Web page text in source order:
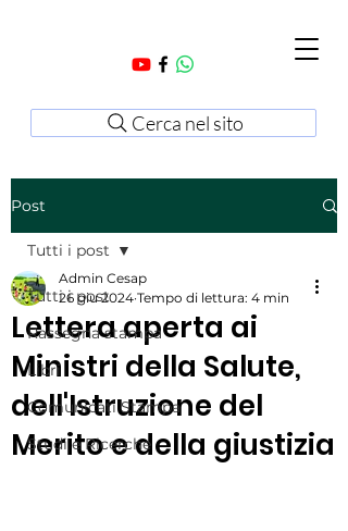
Cerca nel sito
Post
Tutti i post
Rassegna stampa
Libri
Comunicati Stampa
Studi e Ricerche
Tutti i post
Lettera aperta ai
Ministri della Salute,
dell'Istruzione del
Merito e della giustizia
Admin Cesap
26 giu 2024 Tempo di lettura: 4 min